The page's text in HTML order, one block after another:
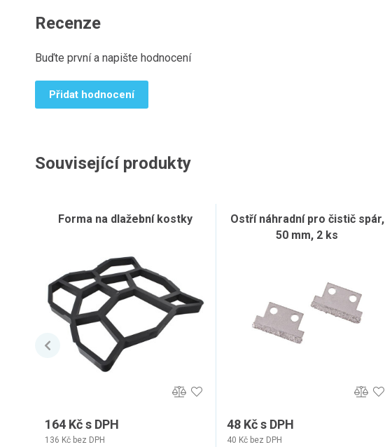
Recenze
Buďte první a napište hodnocení
Přidat hodnocení
Související produkty
Forma na dlažební kostky
164 Kč s DPH
136 Kč bez DPH
Ostří náhradní pro čistič spár,
50 mm, 2 ks
48 Kč s DPH
40 Kč bez DPH